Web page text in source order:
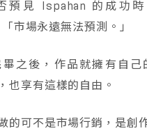
預見 Ispahan 的成功時
市場永遠無法預測。」
之後，作品就擁有自己
也享有這樣的自由。
的可不是市場行銷，是創